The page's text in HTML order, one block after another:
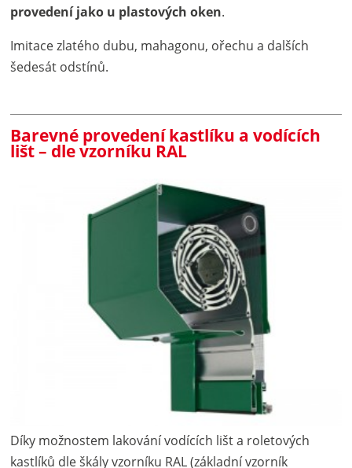
provedení jako u plastových oken.
Imitace zlatého dubu, mahagonu, ořechu a dalších
šedesát odstínů.
Barevné provedení kastlíku a vodících
lišt – dle vzorníku RAL
Díky možnostem lakování vodících lišt a roletových
kastlíků dle škály vzorníku RAL (základní vzorník